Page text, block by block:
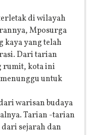
di wilayah
Mposurga
kaya yang telah
Dari tarian
rumit, kota ini
untuk
warisan budaya
Tarian -tarian
sejarah dan